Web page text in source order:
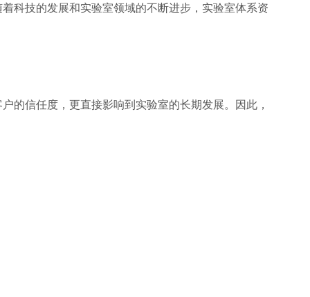
科技的发展和实验室领域的不断进步，实验室体系资
的信任度，更直接影响到实验室的长期发展。因此，